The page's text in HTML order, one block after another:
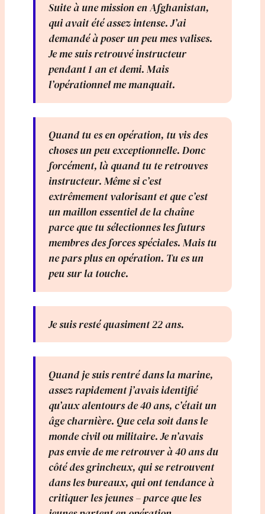
Suite à une mission en Afghanistan,
qui avait été assez intense. J’ai
demandé à poser un peu mes valises.
Je me suis retrouvé instructeur
pendant 1 an et demi. Mais
l’opérationnel me manquait.
Quand tu es en opération, tu vis des
choses un peu exceptionnelle. Donc
forcément, là quand tu te retrouves
instructeur. Même si c’est
extrêmement valorisant et que c’est
un maillon essentiel de la chaîne
parce que tu sélectionnes les futurs
membres des forces spéciales. Mais tu
ne pars plus en opération. Tu es un
peu sur la touche.
Je suis resté quasiment 22 ans.
Quand je suis rentré dans la marine,
assez rapidement j’avais identifié
qu’aux alentours de 40 ans, c’était un
âge charnière. Que cela soit dans le
monde civil ou militaire. Je n’avais
pas envie de me retrouver à 40 ans du
côté des grincheux, qui se retrouvent
dans les bureaux, qui ont tendance à
critiquer les jeunes – parce que les